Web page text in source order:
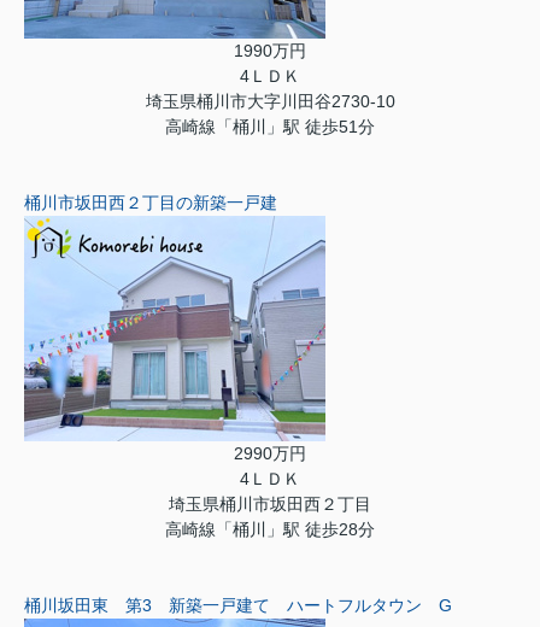
1990万円
4ＬＤＫ
埼玉県桶川市大字川田谷2730-10
高崎線「桶川」駅 徒歩51分
桶川市坂田西２丁目の新築一戸建
2990万円
4ＬＤＫ
埼玉県桶川市坂田西２丁目
高崎線「桶川」駅 徒歩28分
桶川坂田東 第3 新築一戸建て ハートフルタウン G